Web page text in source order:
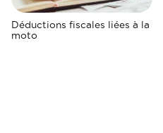
Déductions fiscales liées à la
moto